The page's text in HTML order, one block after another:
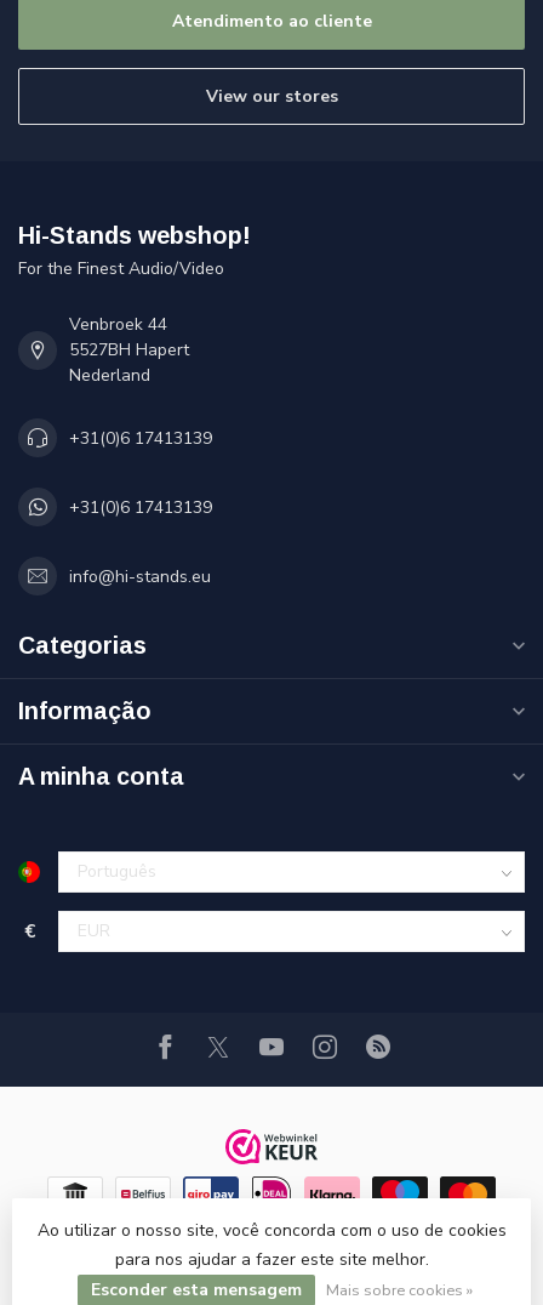
Atendimento ao cliente
View our stores
Hi-Stands webshop!
For the Finest Audio/Video
Venbroek 44
5527BH Hapert
Nederland
+31(0)6 17413139
+31(0)6 17413139
info@hi-stands.eu
Categorias
Informação
A minha conta
€
© Copyright 2026 Hi-Stands webshop!
Ao utilizar o nosso site, você concorda com o uso de cookies
para nos ajudar a fazer este site melhor.
Esconder esta mensagem
Mais sobre cookies »